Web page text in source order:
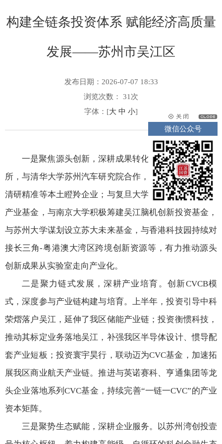
构建全链条投资体系 赋能经济高质量
发展——苏州市吴江区
发布日期：2026-07-07 18:33
浏览次数：
31 次
字体：[大 中 小]
一是聚焦源头创新，深耕成果转化。主动走进高校院
所，与清华大学苏州汽车研究院合作，孵化了绿控传动、
清研精准等本土瞪羚企业；与复旦大学推进设立复旦复容
产业基金，与南京大学积极筹建吴江脑机创新投资基金，
与苏州大学谋划设立苏大未来基金，与香港科技园持续对
接长三角-粤港澳大湾区跨境创新资源等，有力推动源头
创新成果从实验室走向产业化。
二是聚力链式发展，深耕产业培育。创新CVCB模
式，深度参与产业链构建与培育。上半年，投资引导中科
荣熠落户吴江，延伸了我区储能产业链；投资衡惯科技，
推动其标定业务落地吴江，补强我区半导体设计、惯导配
套产业短板；投资寰宇昊行，联动迈为CVC基金，加速拓
展我区商业航天产业链。推进与英诺赛科、亨通集团等龙
头企业落地系列CVC基金，持续完善“一链一CVC”的产业
资本矩阵。
三是聚势生态赋能，深耕企业服务。以苏州湾创投壹
微信公众号